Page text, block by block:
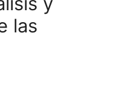
las